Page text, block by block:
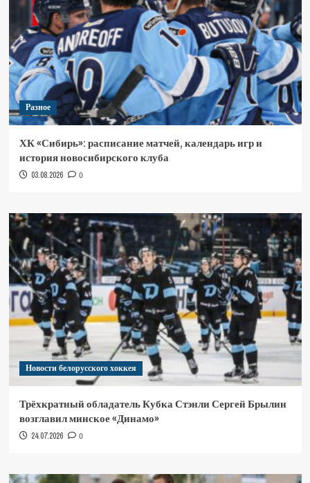
Разное
ХК «Сибирь»: расписание матчей, календарь игр и
история новосибирского клуба
03.08.2026 0
Новости белорусского хоккея
Трёхкратный обладатель Кубка Стэнли Сергей Брылин
возглавил минское «Динамо»
24.07.2026 0